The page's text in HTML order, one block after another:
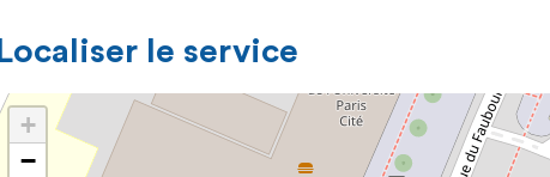
Localiser le service
+
−